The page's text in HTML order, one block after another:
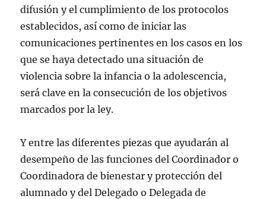
difusión y el cumplimiento de los protocolos
establecidos, así como de iniciar las
comunicaciones pertinentes en los casos en los
que se haya detectado una situación de
violencia sobre la infancia o la adolescencia,
será clave en la consecución de los objetivos
marcados por la ley.
Y entre las diferentes piezas que ayudarán al
desempeño de las funciones del Coordinador o
Coordinadora de bienestar y protección del
alumnado y del Delegado o Delegada de